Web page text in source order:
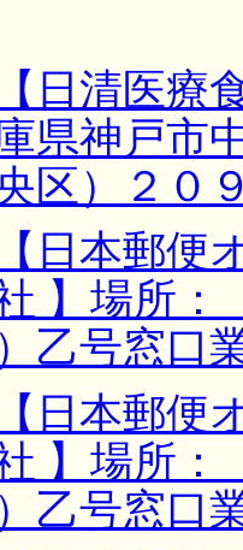
日清医
県神戸市
区）２０
日本郵
】場所：
乙号窓口
日本郵
】場所：
乙号窓口